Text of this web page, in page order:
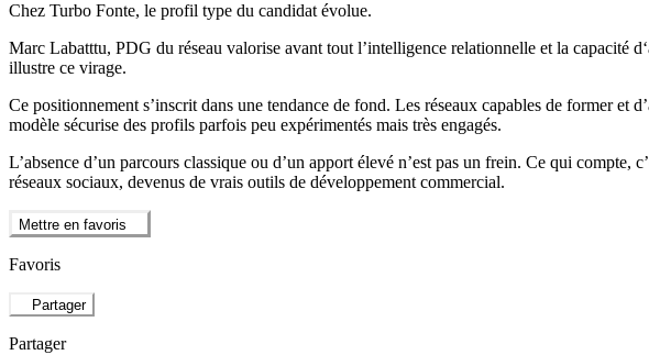
Chez Turbo Fonte, le profil type du candidat évolue.
Marc Labatttu, PDG du réseau valorise avant tout l’intelligence relationnelle et la capacité
illustre ce virage.
Ce positionnement s’inscrit dans une tendance de fond. Les réseaux capables de former
modèle sécurise des profils parfois peu expérimentés mais très engagés.
L’absence d’un parcours classique ou d’un apport élevé n’est pas un frein. Ce qui
réseaux sociaux, devenus de vrais outils de développement commercial.
Mettre en favoris
Favoris
Partager
Partager